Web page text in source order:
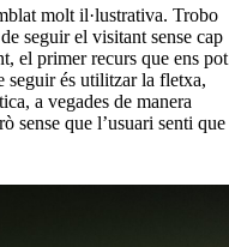
molt il·lustrativa. Trobo
seguir el visitant sense cap
el primer recurs que ens pot
seguir és utilitzar la fletxa,
a vegades de manera
sense que l’usuari senti que